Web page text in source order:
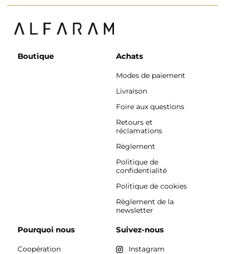
Boutique Achats
Modes de paiement
Livraison
Foire aux questions
Retours et
réclamations
Règlement
Politique de
confidentialité
Politique de cookies
Règlement de la
newsletter
Pourquoi nous
Coopération
Suivez-nous
Instagram